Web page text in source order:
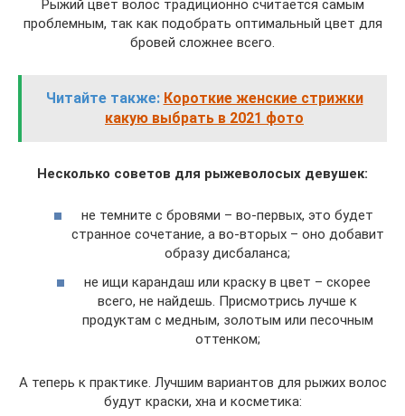
Рыжий цвет волос традиционно считается самым
проблемным, так как подобрать оптимальный цвет для
бровей сложнее всего.
Читайте также: Короткие женские стрижки
какую выбрать в 2021 фото
Несколько советов для рыжеволосых девушек:
не темните с бровями – во-первых, это будет
странное сочетание, а во-вторых – оно добавит
образу дисбаланса;
не ищи карандаш или краску в цвет – скорее
всего, не найдешь. Присмотрись лучше к
продуктам с медным, золотым или песочным
оттенком;
А теперь к практике. Лучшим вариантов для рыжих волос
будут краски, хна и косметика: